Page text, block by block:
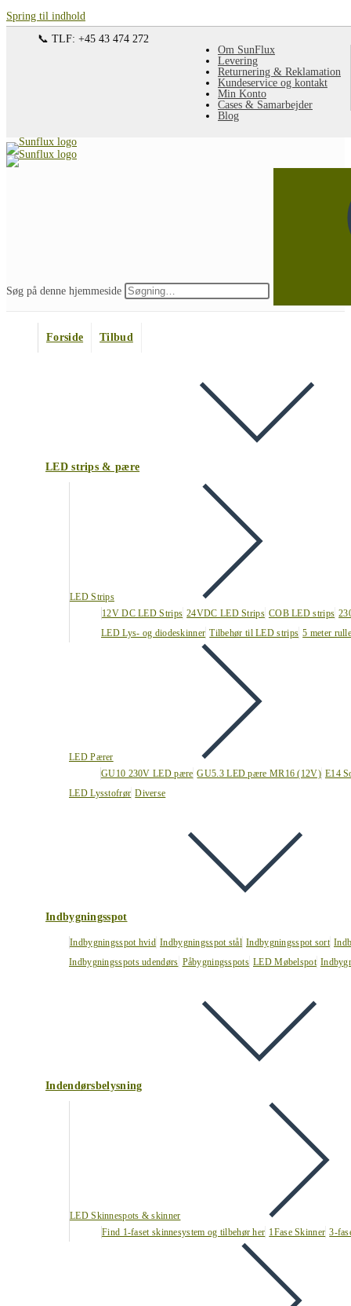
Spring til indhold
Om SunFlux
Levering
Returnering & Reklamation
Kundeservice og kontakt
Min Konto
Cases & Samarbejder
Blog
📞 TLF: +45 43 474 272
Søg på denne hjemmeside
Forside Tilbud
LED strips & pære
LED Strips
12V DC LED Strips 24VDC LED Strips COB LED strips
LED Lys- og diodeskinner Tilbehør til LED strips 5 meter
LED Pærer
GU10 230V LED pære GU5.3 LED pære MR16 (12V) E14
LED Lysstofrør Diverse
Indbygningsspot
Indbygningsspot hvid Indbygningsspot stål Indbygningsspot sort
Indbygningsspots udendørs Påbygningsspots LED Møbelspot
Indendørsbelysning
LED Skinnespots & skinner
Find 1-faset skinnesystem og tilbehør her 1Fase Skinner 3-